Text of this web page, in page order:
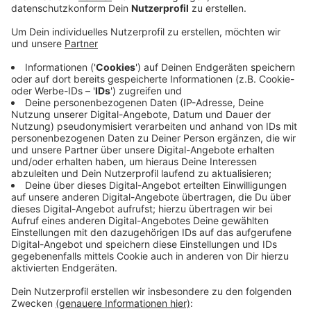
Der Gesuchte hat auf der Baustelle, auf der Straßen-
und Asphaltarbeiten vorgenommen werden, ziemlich
gewütet. Am Mittwochmorgen (24.09.) zwischen
04.30 Uhr und 05.00 Uhr nahm der Unbekannte einen
vor Ort abgestellten Minibagger in Betrieb .
Anschließend riss er mit diesem auf einer Länge von
etwa 120 Metern frisch verlegte Randsteine aus dem
Betonfundament. Anschließend stellte er den Bagger
zurück an den Ursprungsort. Der Sachschaden liegt
nach ersten Erkenntnissen mindestens im hohen
vierstelligen Bereich. Zeugenhinweise nimmt die
Polizei Lüdinghausen unter der Nummer 02591-7930
entgegen.
Anzeige